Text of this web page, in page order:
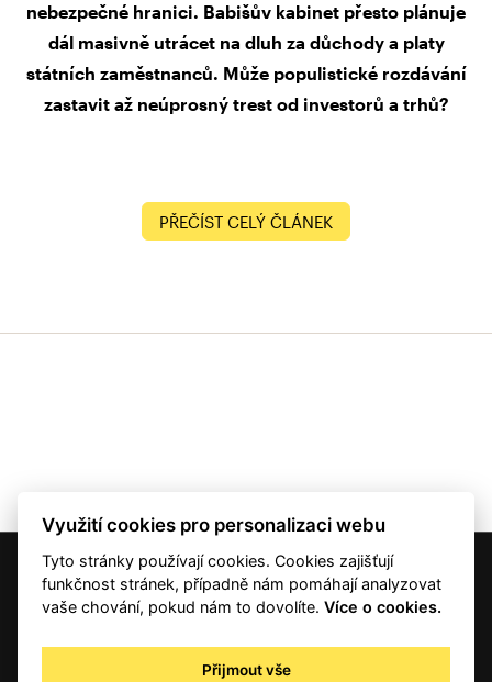
nebezpečné hranici. Babišův kabinet přesto plánuje
dál masivně utrácet na dluh za důchody a platy
státních zaměstnanců. Může populistické rozdávání
zastavit až neúprosný trest od investorů a trhů?
PŘEČÍST CELÝ ČLÁNEK
© 2001 — 2026 Copyright CMI News a dodavatelé obsahu. |
Autorská práva
Zpracování osobních údajů - registrovaní a předplatitelé
Využití cookies pro personalizaci webu
Tyto stránky používají cookies. Cookies zajišťují
funkčnost stránek, případně nám pomáhají analyzovat
vaše chování, pokud nám to dovolíte.Více o cookies.
Přijmout vše